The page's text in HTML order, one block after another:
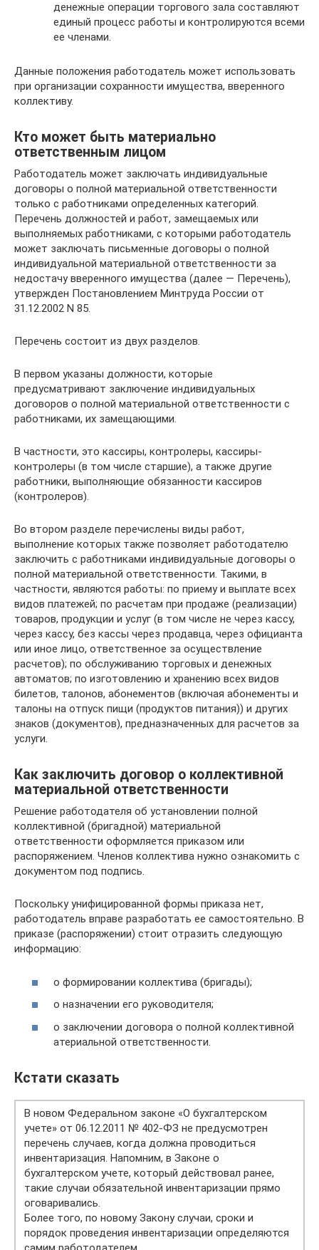
денежные операции торгового зала составляют
единый процесс работы и контролируются всеми
ее членами.
Данные положения работодатель может использовать
при организации сохранности имущества, вверенного
коллективу.
Кто может быть материально
ответственным лицом
Работодатель может заключать индивидуальные
договоры о полной материальной ответственности
только с работниками определенных категорий.
Перечень должностей и работ, замещаемых или
выполняемых работниками, с которыми работодатель
может заключать письменные договоры о полной
индивидуальной материальной ответственности за
недостачу вверенного имущества (далее — Перечень),
утвержден Постановлением Минтруда России от
31.12.2002 N 85.
Перечень состоит из двух разделов.
В первом указаны должности, которые
предусматривают заключение индивидуальных
договоров о полной материальной ответственности с
работниками, их замещающими.
В частности, это кассиры, контролеры, кассиры-
контролеры (в том числе старшие), а также другие
работники, выполняющие обязанности кассиров
(контролеров).
Во втором разделе перечислены виды работ,
выполнение которых также позволяет работодателю
заключить с работниками индивидуальные договоры о
полной материальной ответственности. Такими, в
частности, являются работы: по приему и выплате всех
видов платежей; по расчетам при продаже (реализации)
товаров, продукции и услуг (в том числе не через кассу,
через кассу, без кассы через продавца, через официанта
или иное лицо, ответственное за осуществление
расчетов); по обслуживанию торговых и денежных
автоматов; по изготовлению и хранению всех видов
билетов, талонов, абонементов (включая абонементы и
талоны на отпуск пищи (продуктов питания)) и других
знаков (документов), предназначенных для расчетов за
услуги.
Как заключить договор о коллективной
материальной ответственности
Решение работодателя об установлении полной
коллективной (бригадной) материальной
ответственности оформляется приказом или
распоряжением. Членов коллектива нужно ознакомить с
документом под подпись.
Поскольку унифицированной формы приказа нет,
работодатель вправе разработать ее самостоятельно. В
приказе (распоряжении) стоит отразить следующую
информацию:
о формировании коллектива (бригады);
о назначении его руководителя;
о заключении договора о полной коллективной
атериальной ответственности.
Кстати сказать
В новом Федеральном законе «О бухгалтерском
учете» от 06.12.2011 № 402-ФЗ не предусмотрен
перечень случаев, когда должна проводиться
инвентаризация. Напомним, в Законе о
бухгалтерском учете, который действовал ранее,
такие случаи обязательной инвентаризации прямо
оговаривались.
Более того, по новому Закону случаи, сроки и
порядок проведения инвентаризации определяются